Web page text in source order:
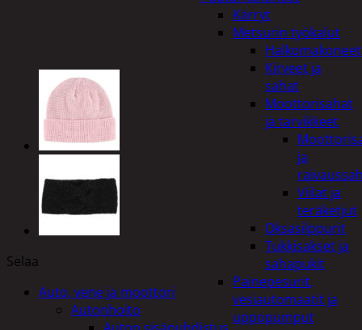
Kärryt
Metsurin työkalut
Halkomakoneet
Kirveet ja
sahat
Moottorisahat
ja tarvikkeet
ja
Viilat ja
teräketjut
Oksasilppurit
Tukkisakset ja
sahapukit
Painepesurit,
vesiautomaatit ja
uppopumput
Selaa
Auto, vene ja moottori
Autonhoito